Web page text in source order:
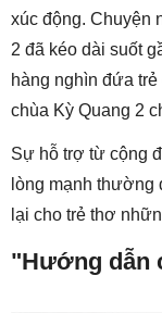
xúc động. Chuyện
2 đã kéo dài suốt
hàng nghìn đứa
chùa Kỳ Quang 2
Sự hỗ trợ từ cộng
lòng mạnh thường
lại cho trẻ thơ
"Hướng dẫn